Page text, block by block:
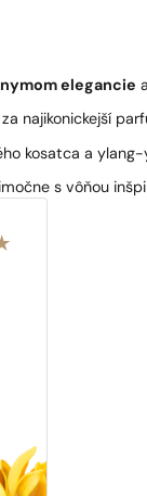
elegancie
najikonickejší
kosatca a ylang-
s vôňou